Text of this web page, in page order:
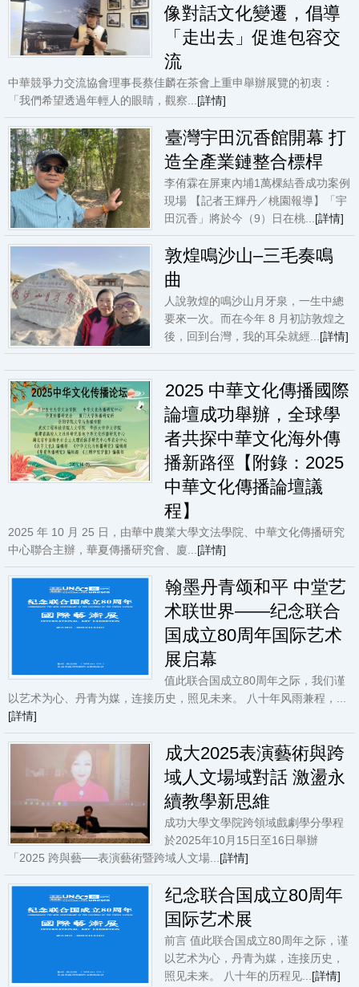
像對話文化變遷，倡導
「走出去」促進包容交
流
中華競爭力交流協會理事長蔡佳麟在茶會上重申舉辦展覽的初衷：
「我們希望透過年輕人的眼睛，觀察... [詳情]
臺灣宇田沉香館開幕 打
造全產業鏈整合標桿
李侑霖在屏東內埔1萬棵結香成功案例
現場 【記者王輝丹／桃園報導】「宇
田沉香」將於今（9）日在桃... [詳情]
敦煌鳴沙山–三毛奏鳴
曲
人說敦煌的鳴沙山月牙泉，一生中總
要來一次。而在今年 8 月初訪敦煌之
後，回到台灣，我的耳朵就經... [詳情]
2025 中華文化傳播國際
論壇成功舉辦，全球學
者共探中華文化海外傳
播新路徑【附錄：2025
中華文化傳播論壇議
程】
2025 年 10 月 25 日，由華中農業大學文法學院、中華文化傳播研究
中心聯合主辦，華夏傳播研究會、廈... [詳情]
翰墨丹青颂和平 中堂艺
术联世界——纪念联合
国成立80周年国际艺术
展启幕
值此联合国成立80周年之际，我们谨
以艺术为心、丹青为媒，连接历史，照见未来。 八十年风雨兼程，...
[詳情]
成大2025表演藝術與跨
域人文場域對話 激盪永
續教學新思維
成功大學文學院跨領域戲劇學分學程
於2025年10月15日至16日舉辦
「2025 跨與藝──表演藝術暨跨域人文場... [詳情]
纪念联合国成立80周年
国际艺术展
前言 值此联合国成立80周年之际，谨
以艺术为心，丹青为媒，连接历史，
照见未来。 八十年的历程见... [詳情]